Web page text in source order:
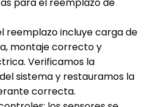
para el reemplazo de
reemplazo incluye carga de
montaje correcto y
Verificamos la
sistema y restauramos la
correcta.